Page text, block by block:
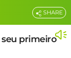
seu primeiro
SHARE